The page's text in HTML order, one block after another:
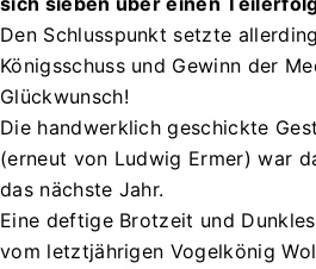
Den Schlusspunkt setzte
Königsschuss und Gewinn der
Glückwunsch!
Die handwerklich geschickte
(erneut von Ludwig Ermer) war
das nächste Jahr.
Eine deftige Brotzeit und
vom letztjährigen Vogelkönig